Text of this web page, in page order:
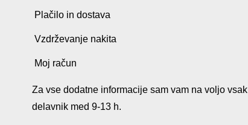
Plačilo in dostava
Vzdrževanje nakita
Moj račun
Za vse dodatne informacije sam vam na voljo vsak
delavnik med 9-13 h.